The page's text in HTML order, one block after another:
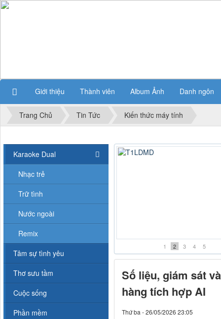
Giới thiệu Thành viên Album Ảnh Danh ngôn
Trang Chủ Tin Tức Kiến thức máy tính
1 2 3 4 5
Số liệu, giám sát
hàng tích hợp AI
Thứ ba - 26/05/2026 23:05
Karaoke Dual
Nhạc trẻ
Trữ tình
Nước ngoài
Remix
Tâm sự tình yêu
Thơ sưu tầm
Cuộc sống
Phần mềm